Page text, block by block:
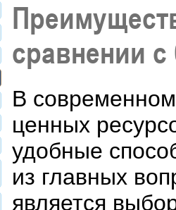
сравнении
В
ценных
удобные
из главных
является